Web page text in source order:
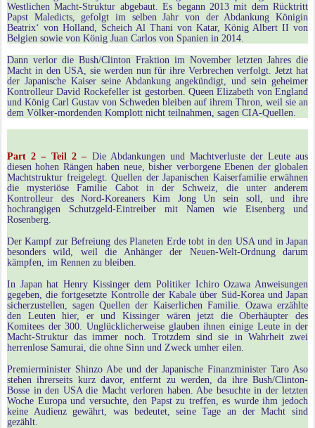
Westlichen Macht-Struktur abgebaut. Es begann 2013 mit dem Rücktritt
Papst Maledicts, gefolgt im selben Jahr von der Abdankung Königin
Beatrix‘ von Holland, Scheich Al Thani von Katar, König Albert II von
Belgien sowie von König Juan Carlos von Spanien in 2014.
Dann verlor die Bush/Clinton Fraktion im November letzten Jahres die
Macht in den USA, sie werden nun für ihre Verbrechen verfolgt. Jetzt hat
der Japanische Kaiser seine Abdankung angekündigt, und sein geheimer
Kontrolleur David Rockefeller ist gestorben. Queen Elizabeth von England
und König Carl Gustav von Schweden bleiben auf ihrem Thron, weil sie an
dem Völker-mordenden Komplott nicht teilnahmen, sagen CIA-Quellen.
Part 2− Teil 2– Die Abdankungen und Machtverluste der Leute aus
diesen hohen Rängen haben neue, bisher verborgene Ebenen der globalen
Machtstruktur freigelegt. Quellen der Japanischen Kaiserfamilie erwähnen
die mysteriöse Familie Cabot in der Schweiz, die unter anderem
Kontrolleur des Nord-Koreaners Kim Jong Un sein soll, und ihre
hochrangigen Schutzgeld-Eintreiber mit Namen wie Eisenberg und
Rosenberg.
Der Kampf zur Befreiung des Planeten Erde tobt in den USA und in Japan
besonders wild, weil die Anhänger der Neuen-Welt-Ordnung darum
kämpfen, im Rennen zu bleiben.
In Japan hat Henry Kissinger dem Politiker Ichiro Ozawa Anweisungen
gegeben, die fortgesetzte Kontrolle der Kabale über Süd-Korea und Japan
sicherzustellen, sagen Quellen der Kaiserlichen Familie. Ozawa erzählte
den Leuten hier, er und Kissinger wären jetzt die Oberhäupter des
Komitees der 300. Unglücklicherweise glauben ihnen einige Leute in der
Macht-Struktur das immer noch. Trotzdem sind sie in Wahrheit zwei
herrenlose Samurai, die ohne Sinn und Zweck umher eilen.
Premierminister Shinzo Abe und der Japanische Finanzminister Taro Aso
stehen ihrerseits kurz davor, entfernt zu werden, da ihre Bush/Clinton-
Bosse in den USA die Macht verloren haben. Abe besuchte in der letzten
Woche Europa und versuchte, den Papst zu treffen, es wurde ihm jedoch
keine Audienz gewährt, was bedeutet, seine Tage an der Macht sind
gezählt.